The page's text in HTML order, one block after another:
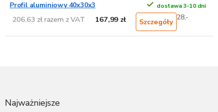
Profil aluminiowy 40x30x3 dostawa 3-10 dni
206,63 zł razem z VAT 167,99 zł Szczegóły 28,-
Najważniejsze